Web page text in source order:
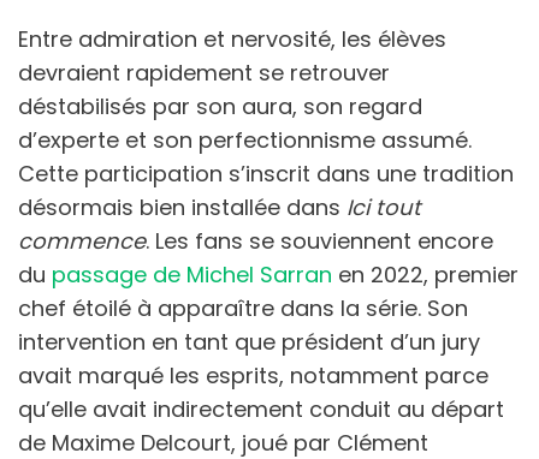
Entre admiration et nervosité, les élèves
devraient rapidement se retrouver
déstabilisés par son aura, son regard
d’experte et son perfectionnisme assumé.
Cette participation s’inscrit dans une tradition
désormais bien installée dans Ici tout
commence. Les fans se souviennent encore
du passage de Michel Sarran en 2022, premier
chef étoilé à apparaître dans la série. Son
intervention en tant que président d’un jury
avait marqué les esprits, notamment parce
qu’elle avait indirectement conduit au départ
de Maxime Delcourt, joué par Clément